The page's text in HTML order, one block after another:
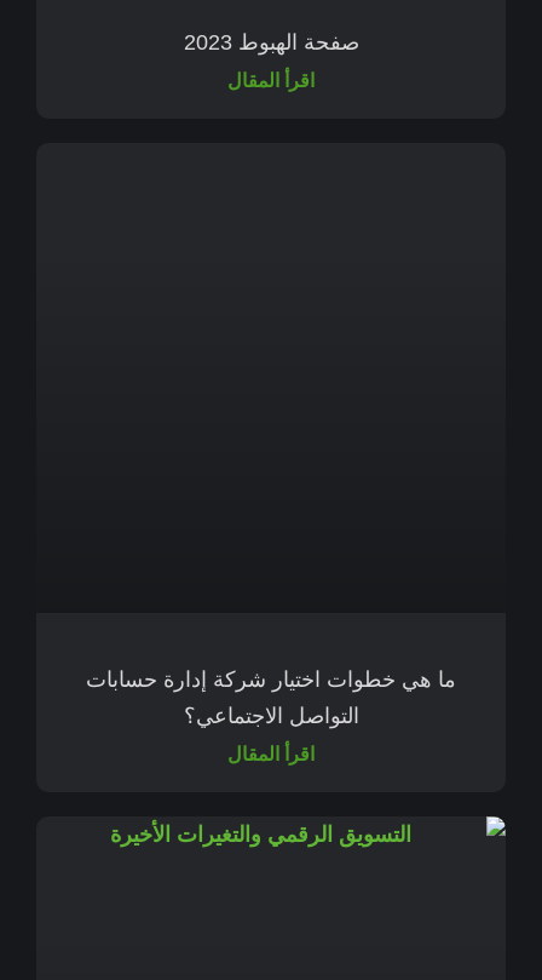
صفحة الهبوط 2023
اقرأ المقال
ما هي خطوات اختيار شركة إدارة حسابات
التواصل الاجتماعي؟
اقرأ المقال